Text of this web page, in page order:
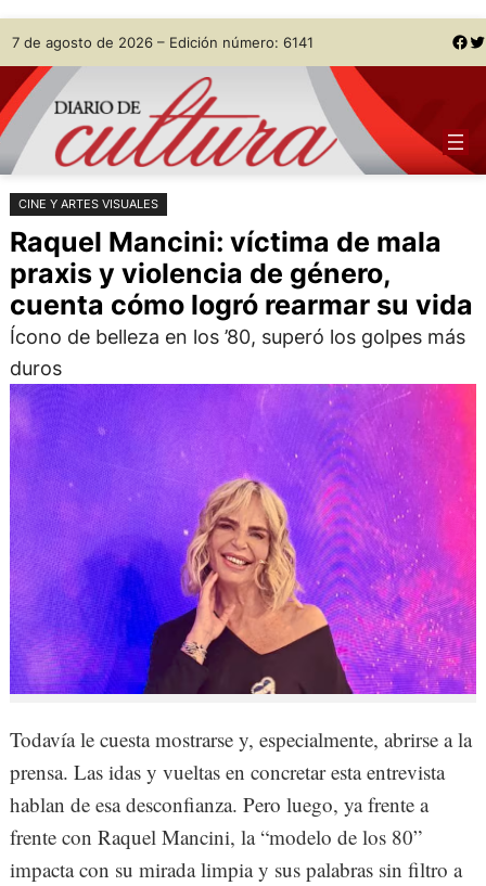
Saltar
al
contenido
Skip
to
content
7 de agosto de 2026 – Edición número: 6141 Facebook Twitter
CINE Y ARTES VISUALES
Raquel Mancini: víctima de mala
praxis y violencia de género,
cuenta cómo logró rearmar su vida
Ícono de belleza en los ’80, superó los golpes más
duros
Todavía le cuesta mostrarse y, especialmente, abrirse a la
prensa. Las idas y vueltas en concretar esta entrevista
hablan de esa desconfianza. Pero luego, ya frente a
frente con Raquel Mancini, la “modelo de los 80”
impacta con su mirada limpia y sus palabras sin filtro a